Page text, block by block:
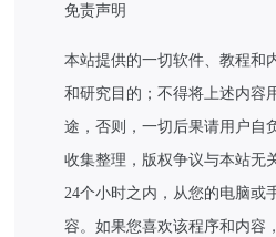
免责声明
本站提供的一切软件、教程和
和研究目的；不得将上述内容
途，否则，一切后果请用户自
收集整理，版权争议与本站无
24个小时之内，从您的电脑或
容。如果您喜欢该程序和内容